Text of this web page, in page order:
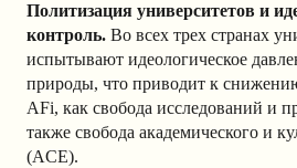
Политизация университетов и
контроль. Во всех трех странах
испытывают идеологическое
природы, что приводит к
AFi, как свобода исследований и
также свобода академического и
(ACE).